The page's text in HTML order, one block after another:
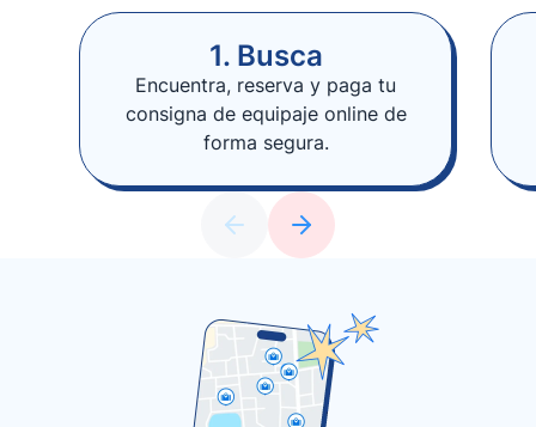
1. Busca
Encuentra, reserva y paga tu
consigna de equipaje online de
forma segura.